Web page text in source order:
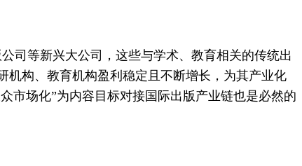
司等新兴大公司，这些与学术、教育相关的传统出
机构、教育机构盈利稳定且不断增长，为其产业化
市场化”为内容目标对接国际出版产业链也是必然的